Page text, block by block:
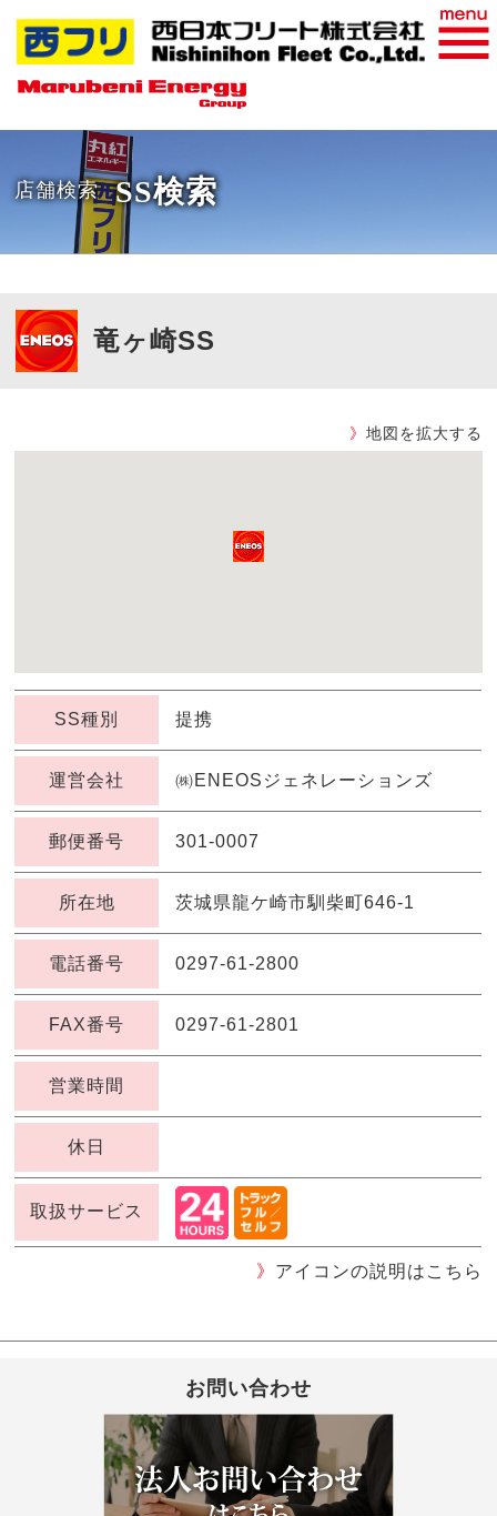
おすすめ商品
WEB請求書
店舗検索 SS検索
竜ヶ崎SS
》 地図を拡大する
SS種別 提携
運営会社 ㈱ENEOSジェネレーションズ
郵便番号 301-0007
所在地 茨城県龍ケ崎市馴柴町646-1
電話番号 0297-61-2800
FAX番号 0297-61-2801
営業時間
休日
取扱サービス
》 アイコンの説明はこちら
お問い合わせ